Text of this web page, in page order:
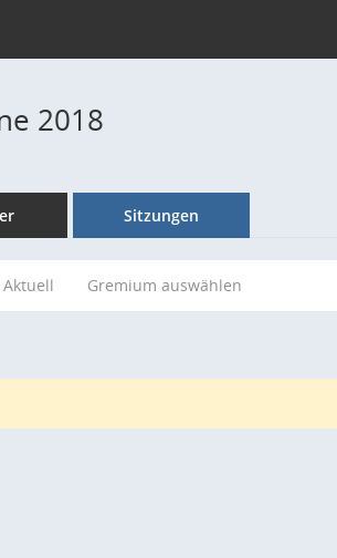
2018
Sitzungen
Aktuell Gremium auswählen